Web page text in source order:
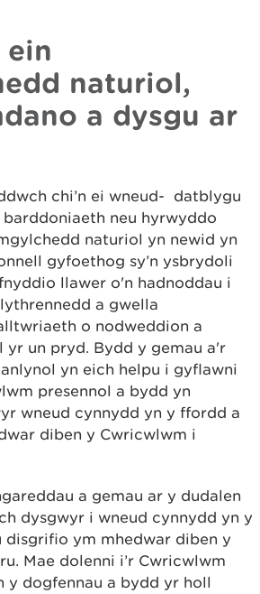
ein
naturiol,
a dysgu ar
chi’n ei wneud- datblygu
neu hyrwyddo
naturiol yn newid yn
gyfoethog sy’n ysbrydoli
llawer o'n hadnoddau i
a gwella
o nodweddion a
yr un pryd. Bydd y gemau a'r
yn eich helpu i gyflawni
presennol a bydd yn
wneud cynnydd yn y ffordd a
diben y Cwricwlwm i
a gemau ar y dudalen
dysgwyr i wneud cynnydd yn y
disgrifio ym mhedwar diben y
Mae dolenni i’r Cwricwlwm
y dogfennau a bydd yr holl